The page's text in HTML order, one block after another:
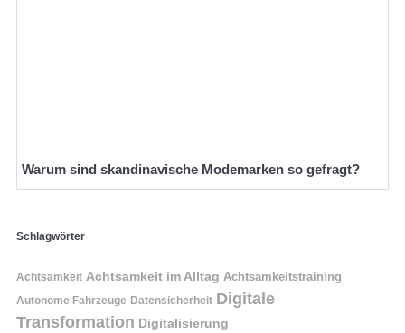
Warum sind skandinavische Modemarken so gefragt?
Schlagwörter
Achtsamkeit Achtsamkeit im Alltag Achtsamkeitstraining
Autonome Fahrzeuge Datensicherheit Digitale
Transformation Digitalisierung